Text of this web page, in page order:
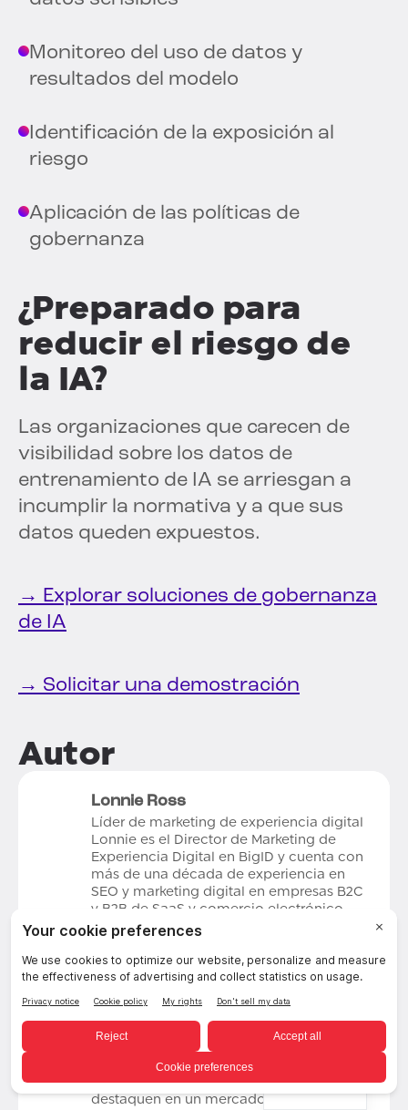
Monitoreo del uso de datos y
resultados del modelo
Identificación de la exposición al
riesgo
Aplicación de las políticas de
gobernanza
¿Preparado para
reducir el riesgo de
la IA?
Las organizaciones que carecen de
visibilidad sobre los datos de
entrenamiento de IA se arriesgan a
incumplir la normativa y a que sus
datos queden expuestos.
→ Explorar soluciones de gobernanza
de IA
→ Solicitar una demostración
Autor
Lonnie Ross
Líder de marketing de experiencia digital
Lonnie es el Director de Marketing de
Experiencia Digital en BigID y cuenta con
más de una década de experiencia en
SEO y marketing digital en empresas B2C
y B2B de SaaS y comercio electrónico.
Tras haber trabajado tanto en el sector
tecnológico como en agencias, Lonnie
combina una sólida formación en
estrategia de búsqueda, UX y desarrollo
de contenido con una pasión por el
datos. Desde la alineación del contenido
con la intención de búsqueda hasta la
definición de la voz de marca, Lonnie
garantiza que las organizaciones no solo
destaquen en un mercado SaaS
Spanish